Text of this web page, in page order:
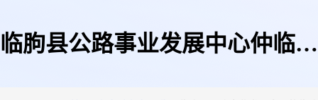
临朐县公路事业发展中心仲临路